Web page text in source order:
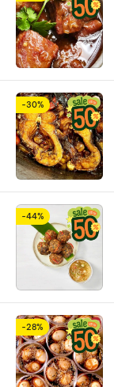
-30%
-44%
-28%